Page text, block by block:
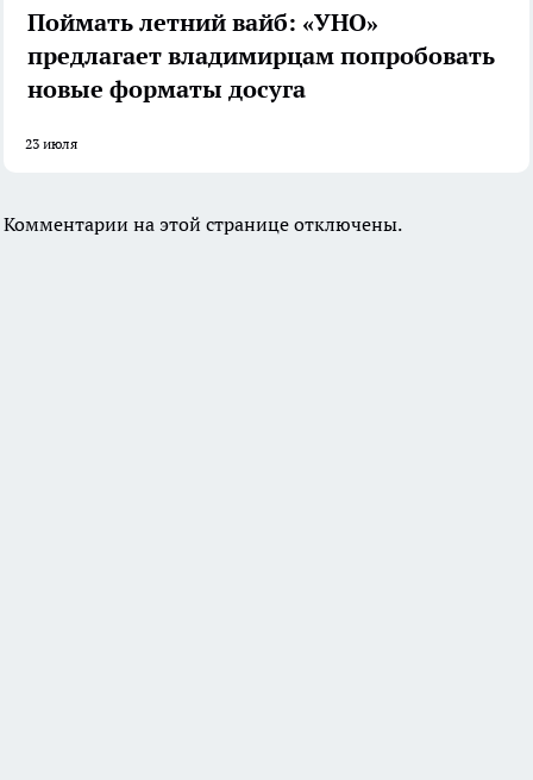
Поймать летний вайб: «УНО»
предлагает владимирцам попробовать
новые форматы досуга
23 июля
Комментарии на этой странице отключены.